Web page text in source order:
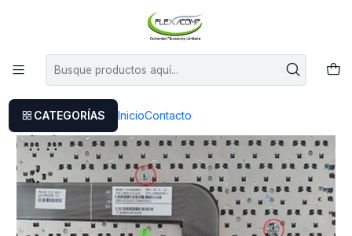
CATEGORÍAS InicioContacto
Este es el texto del slide
Teclado Hp Pavilion Dv4-5000 Dv4-5100 Dv4-5200 Dv4-5300